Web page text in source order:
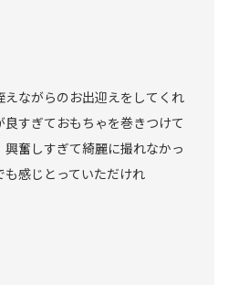
ながらのお出迎えをしてくれ
すぎておもちゃを巻きつけて
奮しすぎて綺麗に撮れなかっ
感じとっていただけれ